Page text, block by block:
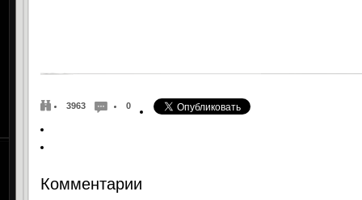
3963 0
Комментарии